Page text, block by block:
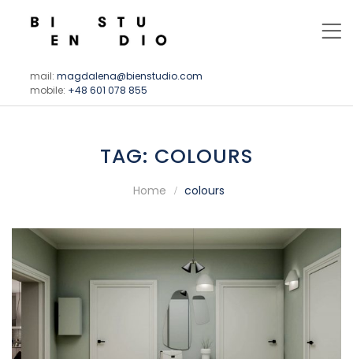
mail: magdalena@bienstudio.com
mobile: +48 601 078 855
TAG: COLOURS
Home colours